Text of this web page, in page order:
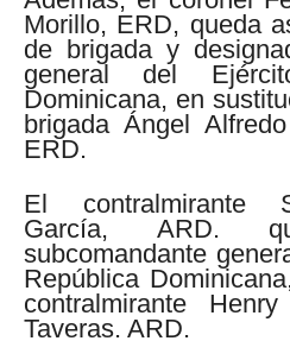
Morillo, ERD, queda
de brigada y
general del
Dominicana, en
brigada Ángel
ERD.
El contralmirante
García, ARD.
subcomandante
República
contralmirante
Taveras. ARD.